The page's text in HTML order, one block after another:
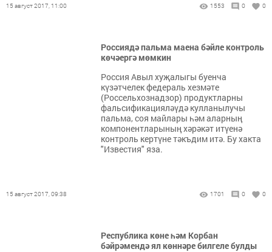
15 август 2017, 11:00 1553 0 0
Россиядә пальма маена бәйле контроль
көчәергә мөмкин
Россия Авыл хуҗалыгы буенча
күзәтчелек федераль хезмәте
(Россельхознадзор) продуктларны
фальсификацияләүдә кулланылучы
пальма, соя майлары һәм аларның
компонентларының хәрәкәт итүенә
контроль кертүне тәкъдим итә. Бу хакта
"Известия" яза.
15 август 2017, 09:38 1701 0 0
Республика көне һәм Корбан
бәйрәмендә ял көннәре билгеле булды